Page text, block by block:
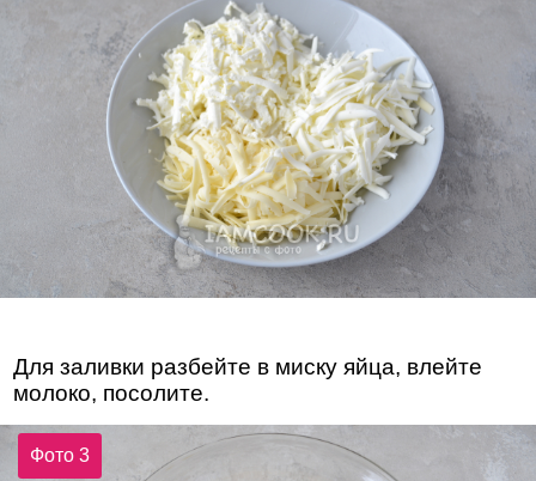
Для заливки разбейте в миску яйца, влейте
молоко, посолите.
Фото 3